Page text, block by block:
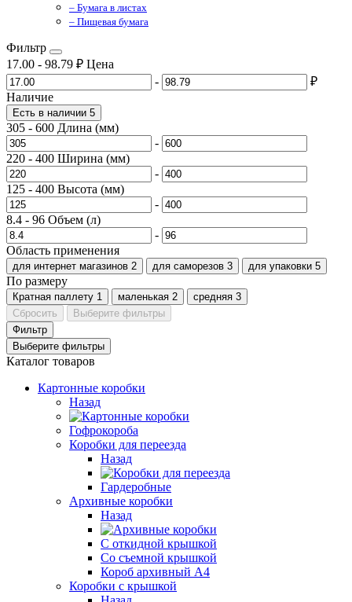
– Бумага в листах
– Пищевая бумага
Фильтр
17.00 - 98.79 ₽ Цена
-
₽
Наличие
Есть в наличии 5
305 - 600 Длина (мм)
-
220 - 400 Ширина (мм)
-
125 - 400 Высота (мм)
-
8.4 - 96 Объем (л)
-
Область применения
для интернет магазинов 2 для саморезов 3 для упаковки 5
По размеру
Кратная паллету 1 маленькая 2 средняя 3
Сбросить
Выберите фильтры
Фильтр
Выберите фильтры
Каталог товаров
Картонные коробки
Назад
Гофрокороба
Коробки для переезда
Назад
Гардеробные
Архивные коробки
Назад
С откидной крышкой
Со съемной крышкой
Короб архивный А4
Коробки с крышкой